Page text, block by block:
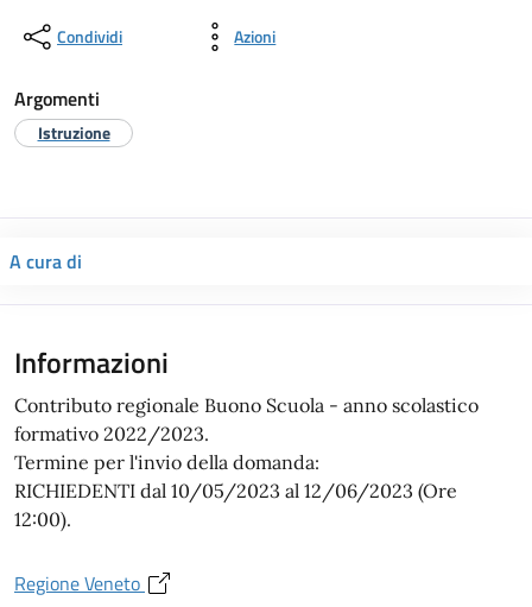
Condividi Azioni
Argomenti
Istruzione
A cura di
Informazioni
Contributo regionale Buono Scuola - anno scolastico
formativo 2022/2023.
Termine per l'invio della domanda:
RICHIEDENTI dal 10/05/2023 al 12/06/2023 (Ore
12:00).
Regione Veneto